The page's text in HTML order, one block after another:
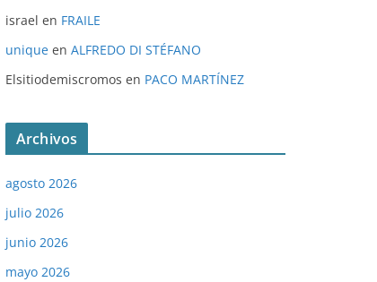
israel en FRAILE
unique en ALFREDO DI STÉFANO
Elsitiodemiscromos en PACO MARTÍNEZ
Archivos
agosto 2026
julio 2026
junio 2026
mayo 2026